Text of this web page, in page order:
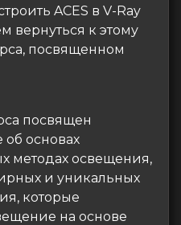
ACES в V-Ray
вернуться к этому
посвященном
посвящен
основах
методах освещения,
и уникальных
которые
на основе